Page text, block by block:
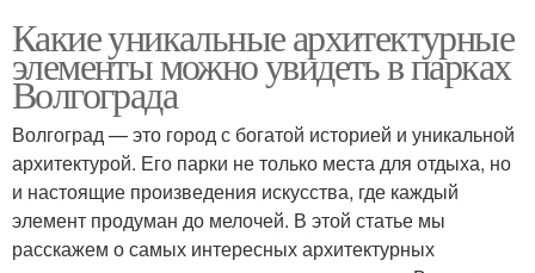
Какие уникальные архитектурные
элементы можно увидеть в парках
Волгограда
Волгоград — это город с богатой историей и уникальной
архитектурой. Его парки не только места для отдыха, но
и настоящие произведения искусства, где каждый
элемент продуман до мелочей. В этой статье мы
расскажем о самых интересных архитектурных